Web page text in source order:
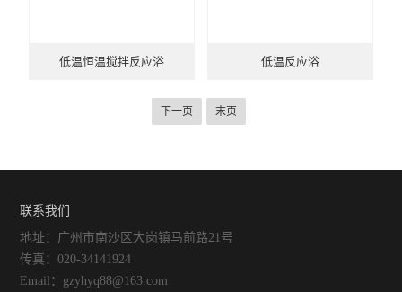
低温恒温搅拌反应浴 低温反应浴
下一页 末页
联系我们
地址：广州市南沙区大岗镇马前路21号
传真：020-34141924
Email：gzyhyq88@163.com